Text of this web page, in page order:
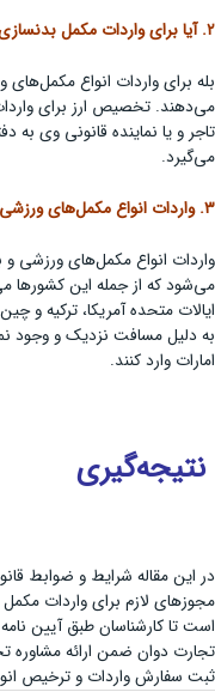
۲. آیا برای واردات مکمل بدنسازی ارز تخصیص داده می‌شود؟
بله برای واردات انواع مکمل‌های
می‌دهند. تخصیص ارز برای
تاجر و یا نماینده قانونی وی
می‌گیرد.
۳. واردات انواع مکمل‌های ورزشی و بدنسازی از چه کشورهایی انجام می‌شود؟
واردات انواع مکمل‌های ورزشی و
می‌شود که از جمله این کشورها
ایالات متحده آمریکا، ترکیه و
به دلیل مسافت نزدیک و وجود
امارات وارد کنند.
نتیجه‌گیری
در این مقاله شرایط و ضوابط
مجوزهای لازم برای واردات
است تا کارشناسان طبق آیین
تجارت دوان ضمن ارائه مشاوره
ثبت سفارش واردات و ترخیص